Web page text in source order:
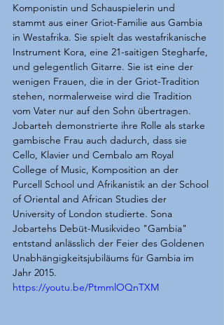
Komponistin und Schauspielerin und
stammt aus einer Griot-Familie aus Gambia
in Westafrika. Sie spielt das westafrikanische
Instrument Kora, eine 21-saitigen Stegharfe,
und gelegentlich Gitarre. Sie ist eine der
wenigen Frauen, die in der Griot-Tradition
stehen, normalerweise wird die Tradition
vom Vater nur auf den Sohn übertragen.
Jobarteh demonstrierte ihre Rolle als starke
gambische Frau auch dadurch, dass sie
Cello, Klavier und Cembalo am Royal
College of Music, Komposition an der
Purcell School und Afrikanistik an der School
of Oriental and African Studies der
University of London studierte. Sona
Jobartehs Debüt-Musikvideo "Gambia"
entstand anlässlich der Feier des Goldenen
Unabhängigkeitsjubiläums für Gambia im
Jahr 2015.
https://youtu.be/PtmmlOQnTXM